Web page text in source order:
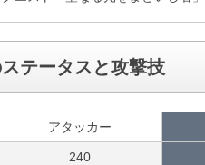
テータスと攻撃技
アタッカー
240